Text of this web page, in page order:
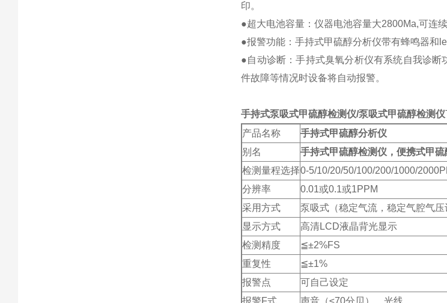
印。
●超大电池容量：仪器电池容量大2800Ma,可连
●报警功能：手持式甲硫醇分析仪带有蜂鸣器和
●自动诊断：手持式臭氧分析仪有系统自我诊
件故障等情况时设备将自动报警。
手持式泵吸式甲硫醇检测仪/泵吸式甲硫醇检测仪
产品名称
手持式甲硫醇分析仪
别名
手持式甲硫醇检测仪，便携式甲
检测量程选择0-5/10/20/50/100/200/1000/
分辨率
0.01或0.1或1PPM
采用方式
泵吸式（稳定气流，稳定气腔气压
显示方式
高清LCD液晶背光显示
检测精度
≦±2%FS
重复性
≦±1%
报警点
可自己设定
报警F式
声音（≤70分贝）、光线